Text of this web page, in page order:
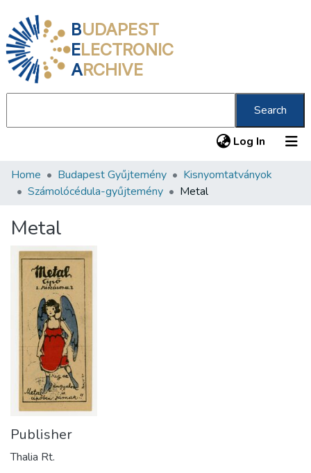
BUDAPEST
ELECTRONIC
ARCHIVE
Search
Log In (current)
Communities & Collections
Statistics
About us
Home Budapest Gyűjtemény
Kisnyomtatványok
Számolócédula-gyűjtemény
Metal
Metal
Publisher
Thalia Rt.